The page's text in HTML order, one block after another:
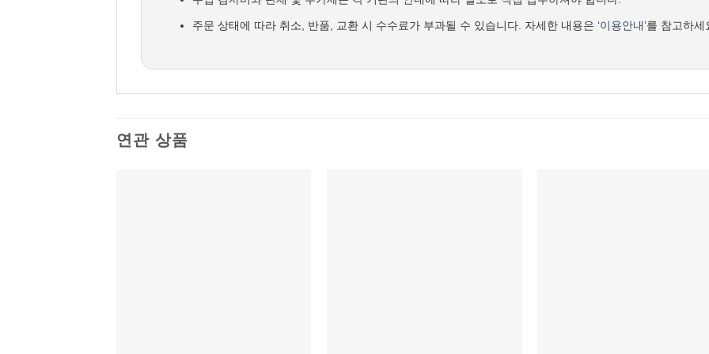
주문 상태에 따라 취소, 반품, 교환 시 수수료가 부과될 수 있습니다. 자세한 내용은 ‘이용안내’를 참고하세
연관 상품